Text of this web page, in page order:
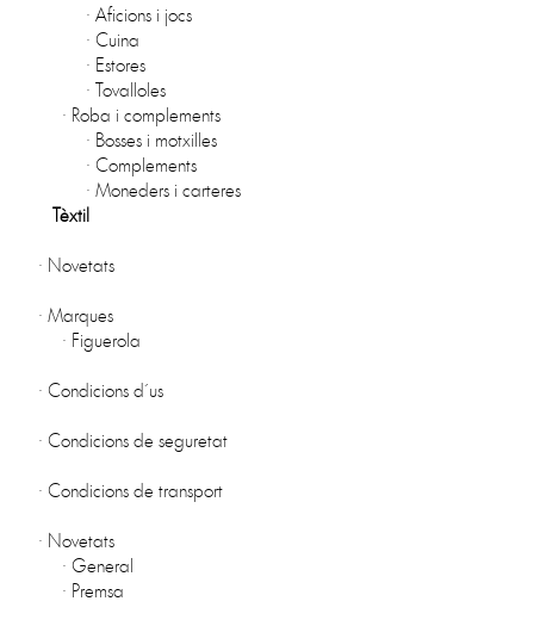
· Aficions i jocs
· Cuina
· Estores
· Tovalloles
· Roba i complements
· Bosses i motxilles
· Complements
· Moneders i carteres
Tèxtil
· Novetats
· Marques
· Figuerola
· Condicions d´us
· Condicions de seguretat
· Condicions de transport
· Novetats
· General
· Premsa